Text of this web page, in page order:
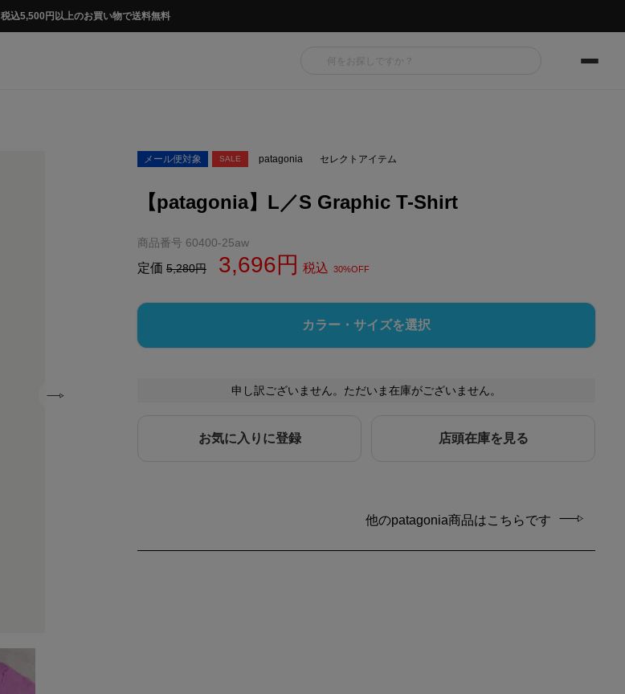
税込5,500円以上のお買い物で送料無料
メール便対象 SALE patagonia セレクトアイテム
【patagonia】L／S Graphic T-Shirt
商品番号 60400-25aw
定価 5,280 3,696 税込 30%OFF
カラー・サイズを選択
申し訳ございません。ただいま在庫がございません。
お気に入りに登録 店頭在庫を見る
他のpatagonia商品はこちらです